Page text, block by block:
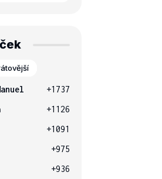
+1737
+1126
+1091
+975
+936